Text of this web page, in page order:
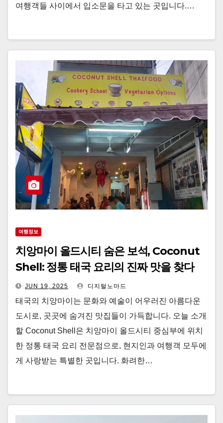
여행객들 사이에서 입소문을 타고 있는 곳입니다.…
여행정보
치앙마이 올드시티 숨은 보석, Coconut
Shell: 정통 태국 요리의 진짜 맛을 찾다
JUN 19, 2025 디지털노마드
태국의 치앙마이는 문화와 예술이 어우러진 아름다운
도시로, 곳곳에 숨겨진 맛집들이 가득합니다. 오늘 소개
할 Coconut Shell은 치앙마이 올드시티 중심부에 위치
한 정통 태국 요리 전문점으로, 현지인과 여행객 모두에
게 사랑받는 특별한 곳입니다. 화려한…